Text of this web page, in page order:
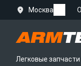
Москва
Легковые запчасти